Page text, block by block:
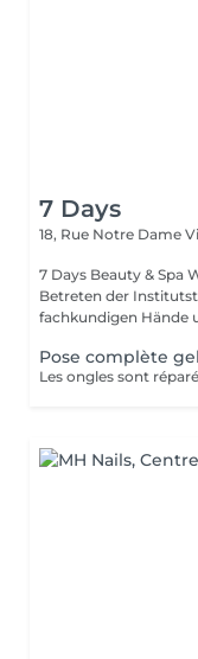
7 Days
18, Rue Notre Dame
7 Days Beauty & Spa Willkommen in unserem Institut, Mit dem
Betreten der
fachkundigen Hände
Pose complète gel